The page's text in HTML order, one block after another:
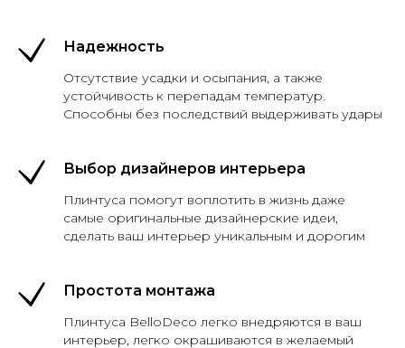
Надежность
Отсутствие усадки и осыпания, а также
устойчивость к перепадам температур.
Способны без последствий выдерживать удары
Выбор дизайнеров интерьера
Плинтуса помогут воплотить в жизнь даже
самые оригинальные дизайнерские идеи,
сделать ваш интерьер уникальным и дорогим
Простота монтажа
Плинтуса BelloDeco легко внедряются в ваш
интерьер, легко окрашиваются в желаемый